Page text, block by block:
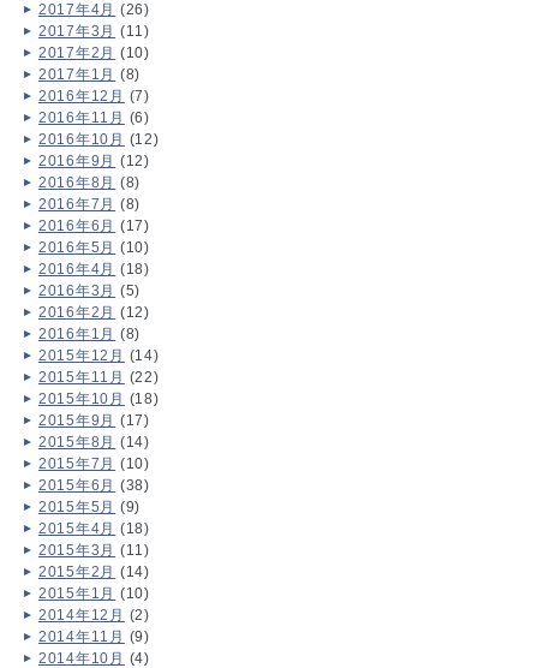
2017年4月 (26)
2017年3月 (11)
2017年2月 (10)
2017年1月 (8)
2016年12月 (7)
2016年11月 (6)
2016年10月 (12)
2016年9月 (12)
2016年8月 (8)
2016年7月 (8)
2016年6月 (17)
2016年5月 (10)
2016年4月 (18)
2016年3月 (5)
2016年2月 (12)
2016年1月 (8)
2015年12月 (14)
2015年11月 (22)
2015年10月 (18)
2015年9月 (17)
2015年8月 (14)
2015年7月 (10)
2015年6月 (38)
2015年5月 (9)
2015年4月 (18)
2015年3月 (11)
2015年2月 (14)
2015年1月 (10)
2014年12月 (2)
2014年11月 (9)
2014年10月 (4)